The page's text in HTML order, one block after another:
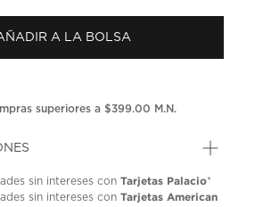
puntuación.
en
la
A LA BOLSA
superiores a $399.00 M.N.
sin intereses conTarjetas Palacio*
sin intereses conTarjetas American